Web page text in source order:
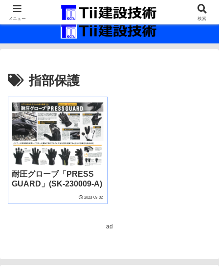
最新の建設技術の情報インフラ。
指部保護
耐圧グローブ「PRESS
GUARD」(SK-230009-A)
2023-09-02
ad
メニュー 検索